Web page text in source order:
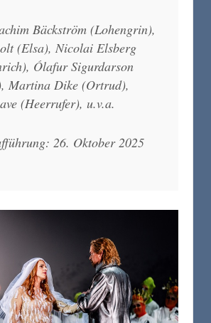
Bäckström (Lohengrin),
(Elsa), Nicolai Elsberg
Ólafur Sigurdarson
Martina Dike (Ortrud),
(Heerrufer), u.v.a.
26. Oktober 2025